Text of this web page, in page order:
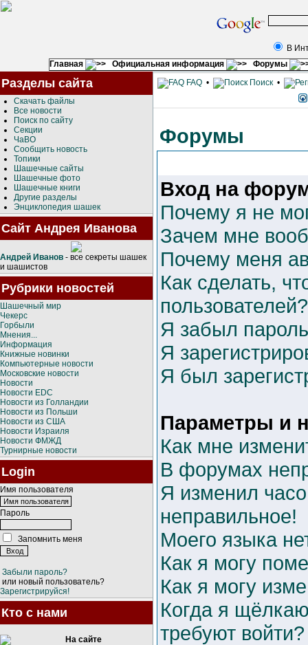
В
Главная
Официальная информация Форумы
Разделы сайта
Скачать файлы
Все новости
Поиск по сайту
Секции
ЧаВО
Сообщить новость
Топики
Шашечные сайты
Шашечные фото
Шашечные книги
Другие разделы
Энциклопедия шашек
Сайт Андрея Иванова
Андрей Иванов - все секреты шашек
и шашистов
Рубрики новостей
Шашечный мир
Чекерс
Горбыли
Мнения...
Информация
Книжные новинки
Компьютерные новости
Московские новости
Новости
Новости EDC
Новости из Голландии
Новости из Польши
Новости из США
Новости Израиля
Новости ФМЖД
Турнирные новости
Login
Имя пользователя
Пароль
Запомнить меня
Забыли пароль?
или новый пользователь?
Зарегистрируйся!
Кто с нами
На сайте
FAQ • Поиск •
Форумы
Вход на
Почему я не
Зачем мне
Почему меня
Как сделать,
пользователей?
Я забыл
Я
Я был
Параметры и
Как мне
В форумах
Я изменил
неправильное!
Моего языка
Как я могу
Как я могу
Когда я
требуют войти?